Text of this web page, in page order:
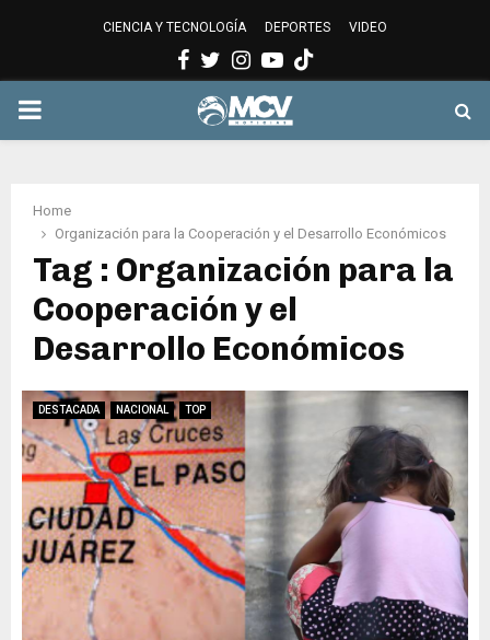
CIENCIA Y TECNOLOGÍA DEPORTES VIDEO
Facebook
Twitter
Instagram
Youtube
PRIMARY
Home
Organización para la Cooperación y el Desarrollo Económicos
Tag : Organización para la
Cooperación y el
Desarrollo Económicos
DESTACADA NACIONAL TOP